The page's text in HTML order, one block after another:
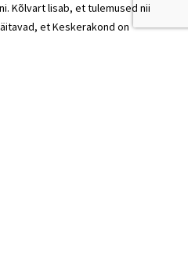
Kõlvart lisab, et tulemused nii
et Keskerakond on